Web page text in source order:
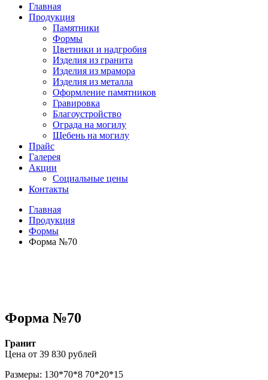
Главная
Продукция
Памятники
Формы
Цветники и надгробия
Изделия из гранита
Изделия из мрамора
Изделия из металла
Оформление памятников
Гравировка
Благоустройство
Ограда на могилу
Щебень на могилу
Прайс
Галерея
Акции
Социальные цены
Контакты
Главная
Продукция
Формы
Форма №70
Форма №70
Гранит
Цена от 39 830 рублей
Размеры: 130*70*8 70*20*15